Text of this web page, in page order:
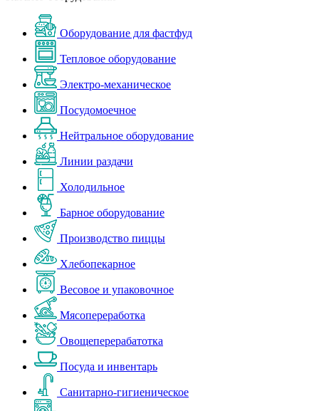
Оборудование для фастфуд
Тепловое оборудование
Электро-механическое
Посудомоечное
Нейтральное оборудование
Линии раздачи
Холодильное
Барное оборудование
Производство пиццы
Хлебопекарное
Весовое и упаковочное
Мясопереработка
Овощеперерабатотка
Посуда и инвентарь
Санитарно-гигиеническое